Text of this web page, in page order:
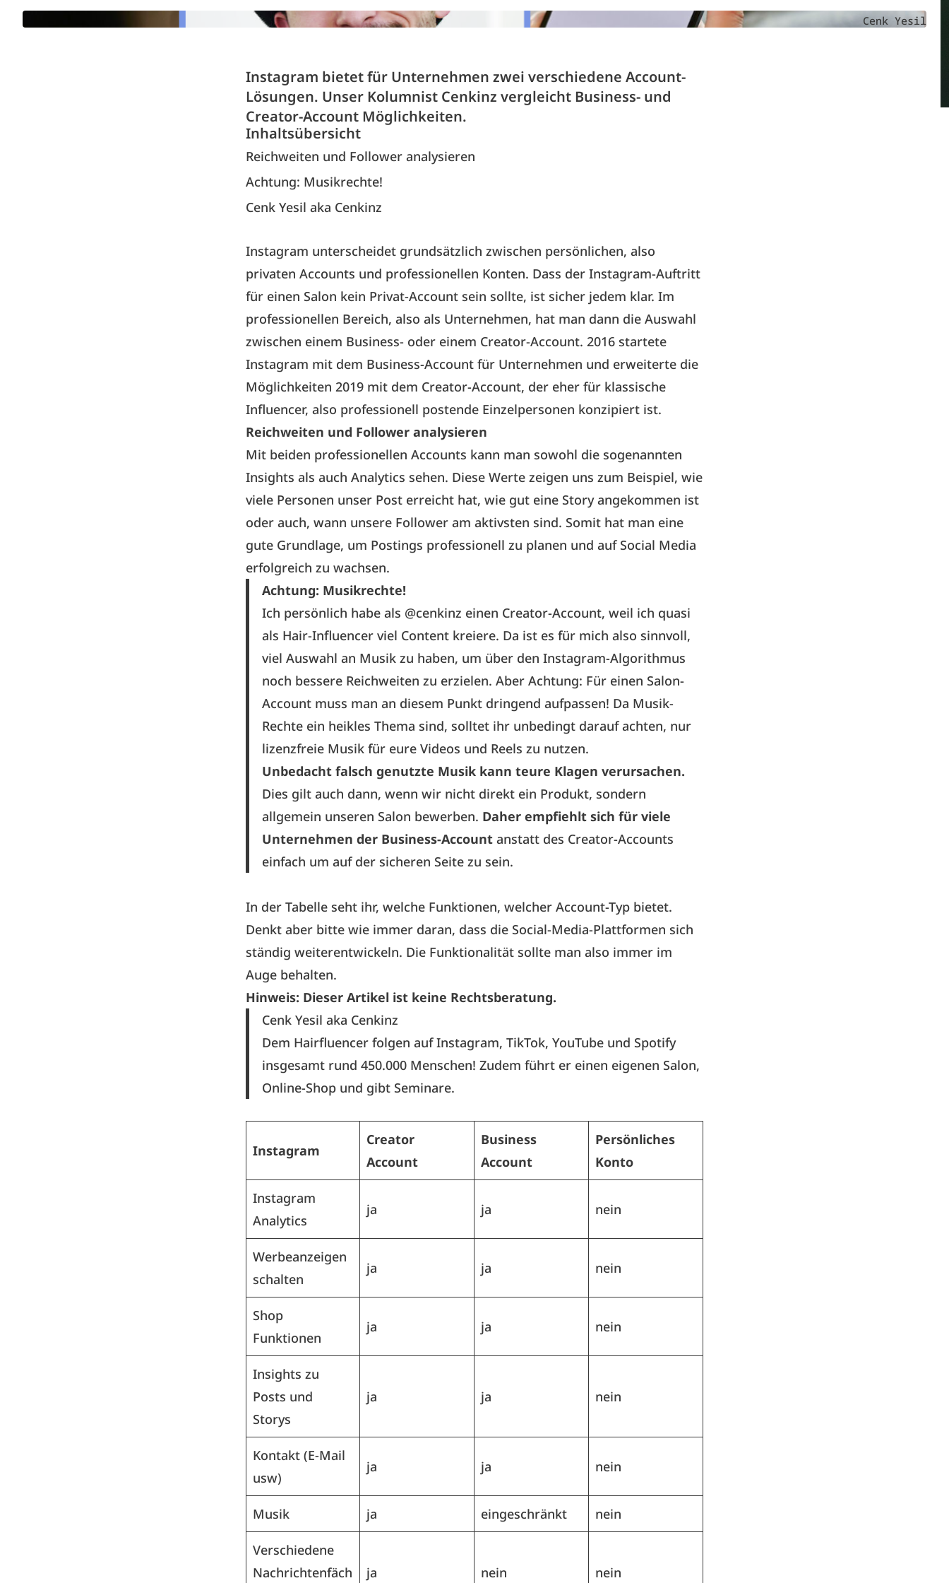
Cenk Yesil
Instagram bietet für Unternehmen zwei verschiedene Account-
Lösungen. Unser Kolumnist Cenkinz vergleicht Business- und
Creator-Account Möglichkeiten.
Inhaltsübersicht
Reichweiten und Follower analysieren
Achtung: Musikrechte!
Cenk Yesil aka Cenkinz
Instagram unterscheidet grundsätzlich zwischen persönlichen, also
privaten Accounts und professionellen Konten. Dass der Instagram-Auftritt
für einen Salon kein Privat-Account sein sollte, ist sicher jedem klar. Im
professionellen Bereich, also als Unternehmen, hat man dann die Auswahl
zwischen einem Business- oder einem Creator-Account. 2016 startete
Instagram mit dem Business-Account für Unternehmen und erweiterte die
Möglichkeiten 2019 mit dem Creator-Account, der eher für klassische
Influencer, also professionell postende Einzelpersonen konzipiert ist.
Reichweiten und Follower analysieren
Mit beiden professionellen Accounts kann man sowohl die sogenannten
Insights als auch Analytics sehen. Diese Werte zeigen uns zum Beispiel, wie
viele Personen unser Post erreicht hat, wie gut eine Story angekommen ist
oder auch, wann unsere Follower am aktivsten sind. Somit hat man eine
gute Grundlage, um Postings professionell zu planen und auf Social Media
erfolgreich zu wachsen.
Achtung: Musikrechte!
Ich persönlich habe als @cenkinz einen Creator-Account, weil ich quasi
als Hair-Influencer viel Content kreiere. Da ist es für mich also sinnvoll,
viel Auswahl an Musik zu haben, um über den Instagram-Algorithmus
noch bessere Reichweiten zu erzielen. Aber Achtung: Für einen Salon-
Account muss man an diesem Punkt dringend aufpassen! Da Musik-
Rechte ein heikles Thema sind, solltet ihr unbedingt darauf achten, nur
lizenzfreie Musik für eure Videos und Reels zu nutzen.
Unbedacht falsch genutzte Musik kann teure Klagen verursachen.
Dies gilt auch dann, wenn wir nicht direkt ein Produkt, sondern
allgemein unseren Salon bewerben. Daher empfiehlt sich für viele
Unternehmen der Business-Accountanstatt des Creator-Accounts
einfach um auf der sicheren Seite zu sein.
In der Tabelle seht ihr, welche Funktionen, welcher Account-Typ bietet.
Denkt aber bitte wie immer daran, dass die Social-Media-Plattformen sich
ständig weiterentwickeln. Die Funktionalität sollte man also immer im
Auge behalten.
Hinweis: Dieser Artikel ist keine Rechtsberatung.
Cenk Yesil aka Cenkinz
Dem Hairfluencer folgen auf Instagram, TikTok, YouTube und Spotify
insgesamt rund 450.000 Menschen! Zudem führt er einen eigenen Salon,
Online-Shop und gibt Seminare.
Instagram
Creator
Account
Business
Account
Persönliches
Konto
Instagram
Analytics
ja ja nein
Werbeanzeigen
schalten
ja ja nein
Shop
Funktionen
ja ja nein
Insights zu
Posts und
Storys
ja ja nein
Kontakt (E-Mail
usw)
ja ja nein
Musik ja eingeschränkt nein
Verschiedene
Nachrichtenfäch
ja nein nein